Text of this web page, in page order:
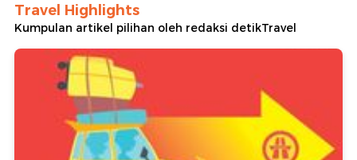
Travel Highlights
Kumpulan artikel pilihan oleh redaksi detikTravel